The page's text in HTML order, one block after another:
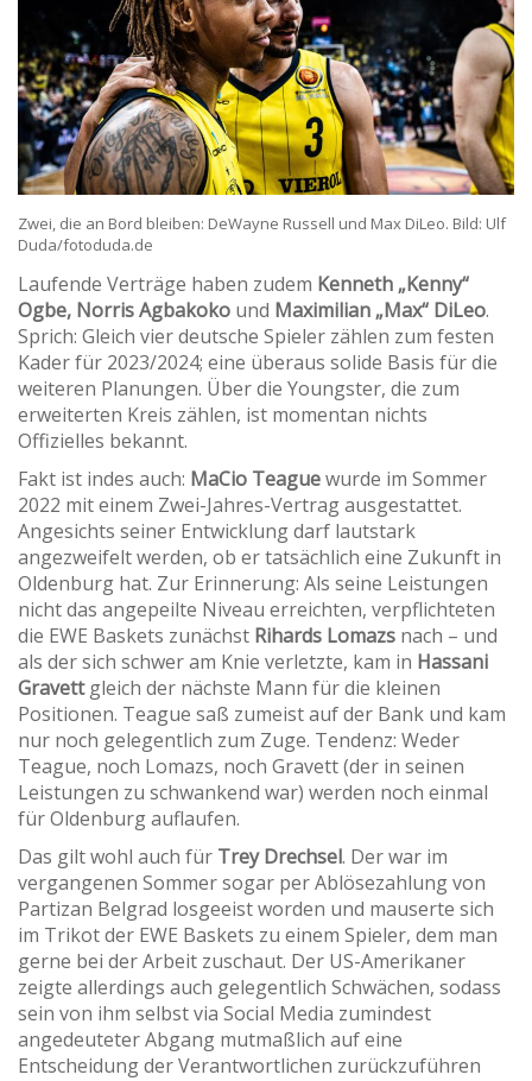
Zwei, die an Bord bleiben: DeWayne Russell und Max DiLeo. Bild: Ulf
Duda/fotoduda.de
Laufende Verträge haben zudem Kenneth „Kenny“
Ogbe, Norris Agbakoko und Maximilian „Max“ DiLeo.
Sprich: Gleich vier deutsche Spieler zählen zum festen
Kader für 2023/2024; eine überaus solide Basis für die
weiteren Planungen. Über die Youngster, die zum
erweiterten Kreis zählen, ist momentan nichts
Offizielles bekannt.
Fakt ist indes auch: MaCio Teaguewurde im Sommer
2022 mit einem Zwei-Jahres-Vertrag ausgestattet.
Angesichts seiner Entwicklung darf lautstark
angezweifelt werden, ob er tatsächlich eine Zukunft in
Oldenburg hat. Zur Erinnerung: Als seine Leistungen
nicht das angepeilte Niveau erreichten, verpflichteten
die EWE Baskets zunächst Rihards Lomazs nach – und
als der sich schwer am Knie verletzte, kam in Hassani
Gravettgleich der nächste Mann für die kleinen
Positionen. Teague saß zumeist auf der Bank und kam
nur noch gelegentlich zum Zuge. Tendenz: Weder
Teague, noch Lomazs, noch Gravett (der in seinen
Leistungen zu schwankend war) werden noch einmal
für Oldenburg auflaufen.
Das gilt wohl auch für Trey Drechsel. Der war im
vergangenen Sommer sogar per Ablösezahlung von
Partizan Belgrad losgeeist worden und mauserte sich
im Trikot der EWE Baskets zu einem Spieler, dem man
gerne bei der Arbeit zuschaut. Der US-Amerikaner
zeigte allerdings auch gelegentlich Schwächen, sodass
sein von ihm selbst via Social Media zumindest
angedeuteter Abgang mutmaßlich auf eine
Entscheidung der Verantwortlichen zurückzuführen